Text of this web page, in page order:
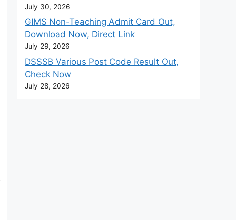
July 30, 2026
GIMS Non-Teaching Admit Card Out,
Download Now, Direct Link
July 29, 2026
DSSSB Various Post Code Result Out,
Check Now
July 28, 2026